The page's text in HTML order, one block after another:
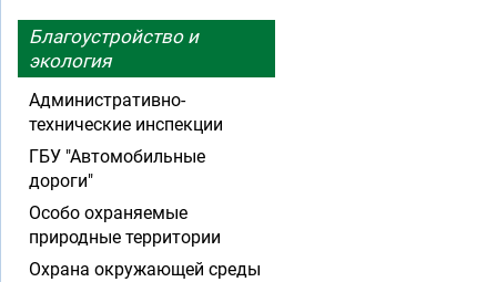
Благоустройство и
экология
Административно-
технические инспекции
ГБУ "Автомобильные
дороги"
Особо охраняемые
природные территории
Охрана окружающей среды